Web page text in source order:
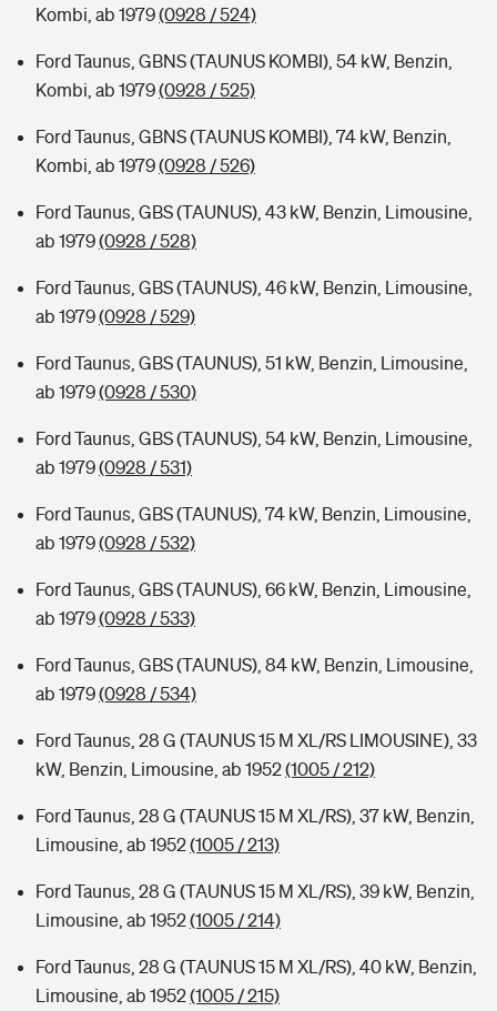
Kombi, ab 1979(0928 / 524)
Ford Taunus, GBNS (TAUNUS KOMBI), 54 kW, Benzin,
Kombi, ab 1979(0928 / 525)
Ford Taunus, GBNS (TAUNUS KOMBI), 74 kW, Benzin,
Kombi, ab 1979(0928 / 526)
Ford Taunus, GBS (TAUNUS), 43 kW, Benzin, Limousine,
ab 1979(0928 / 528)
Ford Taunus, GBS (TAUNUS), 46 kW, Benzin, Limousine,
ab 1979(0928 / 529)
Ford Taunus, GBS (TAUNUS), 51 kW, Benzin, Limousine,
ab 1979(0928 / 530)
Ford Taunus, GBS (TAUNUS), 54 kW, Benzin, Limousine,
ab 1979(0928 / 531)
Ford Taunus, GBS (TAUNUS), 74 kW, Benzin, Limousine,
ab 1979(0928 / 532)
Ford Taunus, GBS (TAUNUS), 66 kW, Benzin, Limousine,
ab 1979(0928 / 533)
Ford Taunus, GBS (TAUNUS), 84 kW, Benzin, Limousine,
ab 1979(0928 / 534)
Ford Taunus, 28 G (TAUNUS 15 M XL/RS LIMOUSINE), 33
kW, Benzin, Limousine, ab 1952(1005 / 212)
Ford Taunus, 28 G (TAUNUS 15 M XL/RS), 37 kW, Benzin,
Limousine, ab 1952(1005 / 213)
Ford Taunus, 28 G (TAUNUS 15 M XL/RS), 39 kW, Benzin,
Limousine, ab 1952(1005 / 214)
Ford Taunus, 28 G (TAUNUS 15 M XL/RS), 40 kW, Benzin,
Limousine, ab 1952(1005 / 215)